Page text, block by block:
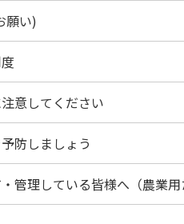
願い)
意してください
防しましょう
管理している皆様へ（農業用